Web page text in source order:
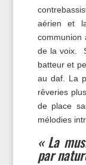
aérien et
de la voix.
batteur et
au daf. La
rêveries
de place
mélodies
« La
par